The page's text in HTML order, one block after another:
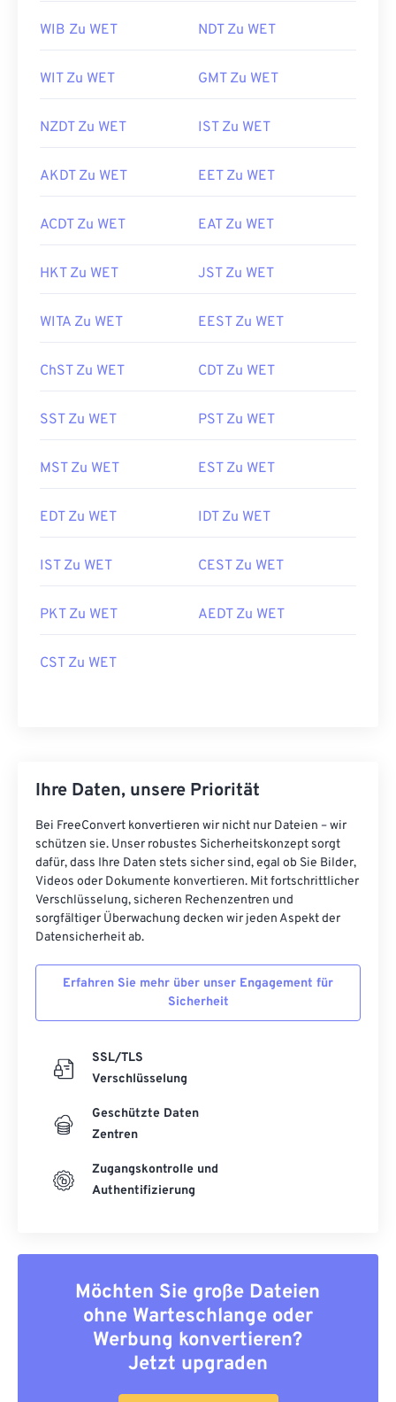
WIB Zu WET NDT Zu WET
WIT Zu WET GMT Zu WET
NZDT Zu WET IST Zu WET
AKDT Zu WET EET Zu WET
ACDT Zu WET EAT Zu WET
HKT Zu WET JST Zu WET
WITA Zu WET EEST Zu WET
ChST Zu WET CDT Zu WET
SST Zu WET PST Zu WET
MST Zu WET EST Zu WET
EDT Zu WET IDT Zu WET
IST Zu WET CEST Zu WET
PKT Zu WET AEDT Zu WET
CST Zu WET
Ihre Daten, unsere Priorität
Bei FreeConvert konvertieren wir nicht nur Dateien – wir
schützen sie. Unser robustes Sicherheitskonzept sorgt
dafür, dass Ihre Daten stets sicher sind, egal ob Sie Bilder,
Videos oder Dokumente konvertieren. Mit fortschrittlicher
Verschlüsselung, sicheren Rechenzentren und
sorgfältiger Überwachung decken wir jeden Aspekt der
Datensicherheit ab.
Erfahren Sie mehr über unser Engagement für
Sicherheit
SSL/TLS
Verschlüsselung
Geschützte Daten
Zentren
Zugangskontrolle und
Authentifizierung
Möchten Sie große Dateien
ohne Warteschlange oder
Werbung konvertieren?
Jetzt upgraden